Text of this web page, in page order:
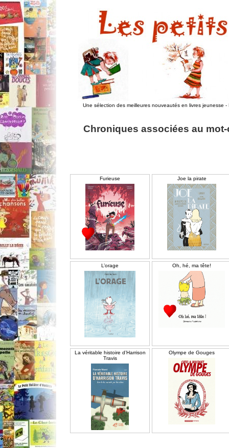
Une sélection des meilleures nouveautés en livres jeunesse -
Chroniques associées au mot-
Furieuse Joe la pirate
L’orage Oh, hé, ma tête!
La véritable histoire d’Harrison
Travis
Olympe de Gouges